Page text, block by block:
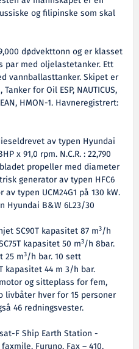
og filipinske som skal
dødvekttonn og er klasset
par med oljelastetanker. Ett
vannballasttanker. Skipet er
for Oil ESP, NAUTICUS,
HMON-1. Havneregistrert:
av typen Hyundai
x 91,0 rpm. N.C.R. : 22,790
propeller med diameter
generator av typen HFC6
typen UCM24G1 på 130 kW.
Hyundai B&W 6L23/30
SC90T kapasitet 87 m3/h
kapasitet 50 m3/h 8bar.
25 m3/h bar. 10 sett
kapasitet 44 m 3/h bar.
og sitteplass for fem,
livbåter hver for 15 personer
46 redningsvester.
F Ship Earth Station -